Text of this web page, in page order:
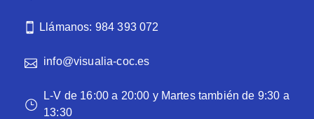
Llámanos: 984 393 072
info@visualia-coc.es
L-V de 16:00 a 20:00 y Martes también de 9:30 a
13:30